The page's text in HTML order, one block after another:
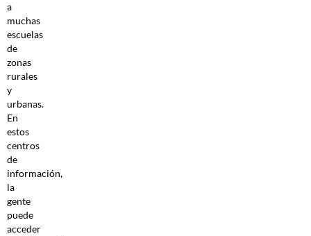
a
muchas
escuelas
de
zonas
rurales
y
urbanas.
En
estos
centros
de
información,
la
gente
puede
acceder